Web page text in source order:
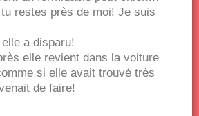
tu restes près de moi! Je suis
a disparu!
elle revient dans la voiture
si elle avait trouvé très
de faire!